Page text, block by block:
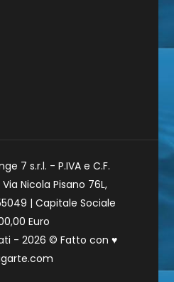
7 s.r.l. - P.IVA e C.F.
Nicola Pisano 76L,
| Capitale Sociale
Euro
- 2026 © Fatto con ♥